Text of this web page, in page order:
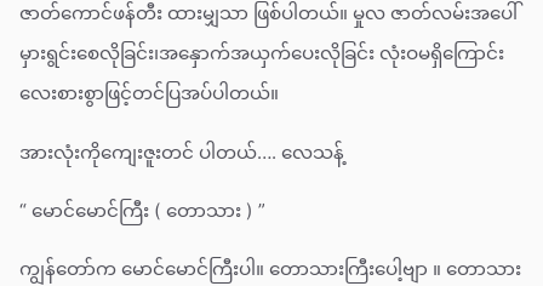
ဇာတ်ကောင်ဖန်တီး ထားမျှသာ ဖြစ်ပါတယ်။ မှုလ ဇာတ်လမ်းအပေါ်
မှားရွင်းစေလိုခြင်း၊အနှောက်အယှက်ပေးလိုခြင်း လုံးဝမရှိကြောင်း
လေးစားစွာဖြင့်တင်ပြအပ်ပါတယ်။
အားလုံးကိုကျေးဇူးတင် ပါတယ်…. လေသန့်
“ မောင်မောင်ကြီး ( တောသား ) ”
ကျွန်တော်က မောင်မောင်ကြီးပါ။ တောသားကြီးပေါ့ဗျာ ။ တောသား